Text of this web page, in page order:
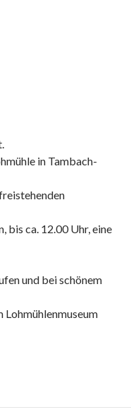
in Tambach-
bis ca. 12.00 Uhr, eine
und bei schönem